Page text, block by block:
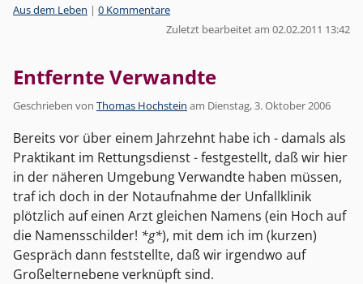
Kategorien:
Aus dem Leben | 0 Kommentare
Zuletzt bearbeitet am 02.02.2011 13:42
Entfernte Verwandte
Geschrieben von Thomas Hochstein am Dienstag, 3. Oktober 2006
Bereits vor über einem Jahrzehnt habe ich - damals als
Praktikant im Rettungsdienst - festgestellt, daß wir hier
in der näheren Umgebung Verwandte haben müssen,
traf ich doch in der Notaufnahme der Unfallklinik
plötzlich auf einen Arzt gleichen Namens (ein Hoch auf
die Namensschilder! *g*), mit dem ich im (kurzen)
Gespräch dann feststellte, daß wir irgendwo auf
Großelternebene verknüpft sind.